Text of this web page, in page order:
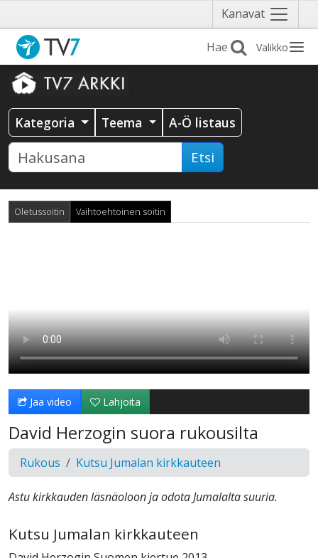
Kanavat Näytä
valikko
Valikko
Kategoria Teema A-Ö listaus
Etsi
Oletussoitin Vaihtoehtoinen soitin
Jaa video Lahjoita
David Herzogin suora rukousilta
Rukous Kutsu Jumalan kirkkauteen
Astu kirkkauden läsnäoloon ja odota Jumalalta suuria.
Kutsu Jumalan kirkkauteen